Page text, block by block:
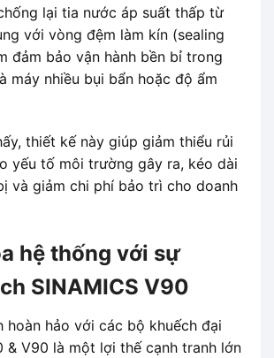
lại tia nước áp suất thấp từ
với vòng đệm làm kín (sealing
đảm bảo vận hành bền bỉ trong
máy nhiều bụi bẩn hoặc độ ẩm
thiết kế này giúp giảm thiểu rủi
yếu tố môi trường gây ra, kéo dài
và giảm chi phí bảo trì cho doanh
hệ thống với sự
SINAMICS V90
hoàn hảo với các bộ khuếch đại
& V90 là một lợi thế cạnh tranh lớn